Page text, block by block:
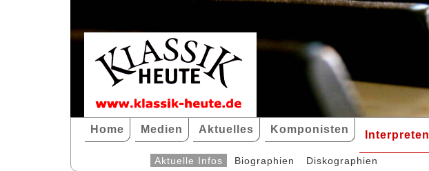
Home Medien Aktuelles Komponisten Interpreten
Aktuelle Infos Biographien Diskographien